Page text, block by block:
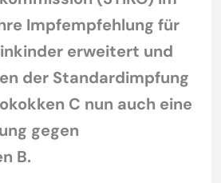
Impfempfehlung für
erweitert und
der Standardimpfung
C nun auch eine
gegen
B.